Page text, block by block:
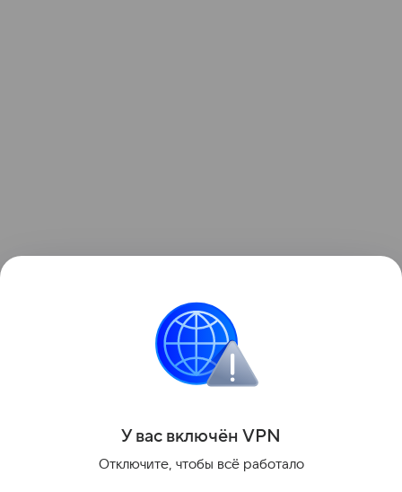
Ранее краевой суд обязал вернуть государству все
объекты Кунгурской ледяной пещеры.
Регистрацию права частной собственности
признали незаконной.
Поделиться
У вас включён VPN
Отключите, чтобы всё работало